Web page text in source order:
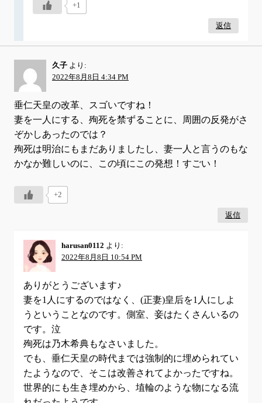
+1
返信
久子 より:
2022年8月8日 4:34 PM
垂仁天皇の改革、スゴいですね！
妻を一人にする、殉死を禁ずることに、周囲の反発がさ
ぞかしあったのでは？
殉死は明治にもまだありましたし、妻一人と言うのもな
かなか難しいのに、この頃にこの発想！すごい！
+2
返信
harusan0112 より:
2022年8月8日 10:54 PM
ありがとうございます♪
妻を1人にするのではなく、(正妻)皇后を1人にしよ
うということなのです。側室、妾はたくさんいるの
です。泣
殉死は乃木希典もなさいました。
でも、垂仁天皇の時代までは強制的に埋められてい
たようなので、そこは改善されてよかったですね。
世界的にも生き埋めから、埴輪のような物になる流